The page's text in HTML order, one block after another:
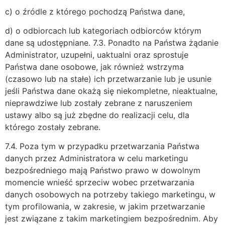
c) o źródle z którego pochodzą Państwa dane,
d) o odbiorcach lub kategoriach odbiorców którym
dane są udostępniane. 7.3. Ponadto na Państwa żądanie
Administrator, uzupełni, uaktualni oraz sprostuje
Państwa dane osobowe, jak również wstrzyma
(czasowo lub na stałe) ich przetwarzanie lub je usunie
jeśli Państwa dane okażą się niekompletne, nieaktualne,
nieprawdziwe lub zostały zebrane z naruszeniem
ustawy albo są już zbędne do realizacji celu, dla
którego zostały zebrane.
7.4. Poza tym w przypadku przetwarzania Państwa
danych przez Administratora w celu marketingu
bezpośredniego mają Państwo prawo w dowolnym
momencie wnieść sprzeciw wobec przetwarzania
danych osobowych na potrzeby takiego marketingu, w
tym profilowania, w zakresie, w jakim przetwarzanie
jest związane z takim marketingiem bezpośrednim. Aby